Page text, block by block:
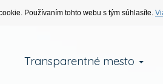
Používaním tohto webu s tým súhlasíte.
Transparentné mesto